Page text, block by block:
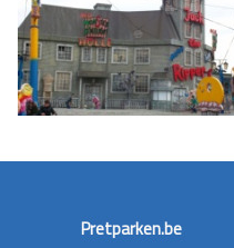
Pretparken.be